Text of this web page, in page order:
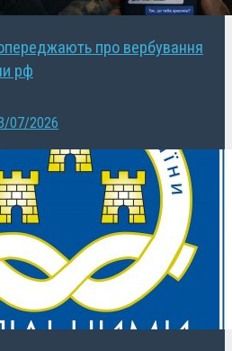
про вербування
рф
07/2026